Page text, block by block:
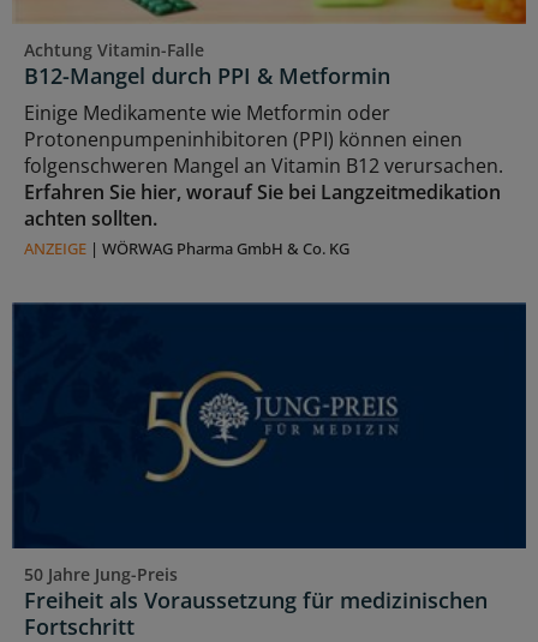
Achtung Vitamin-Falle
B12-Mangel durch PPI & Metformin
Einige Medikamente wie Metformin oder
Protonenpumpeninhibitoren (PPI) können einen
folgenschweren Mangel an Vitamin B12 verursachen.
Erfahren Sie hier, worauf Sie bei Langzeitmedikation
achten sollten.
ANZEIGE | WÖRWAG Pharma GmbH & Co. KG
50 Jahre Jung-Preis
Freiheit als Voraussetzung für medizinischen
Fortschritt